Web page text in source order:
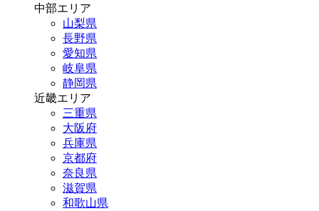
中部エリア
山梨県
長野県
愛知県
岐阜県
静岡県
近畿エリア
三重県
大阪府
兵庫県
京都府
奈良県
滋賀県
和歌山県